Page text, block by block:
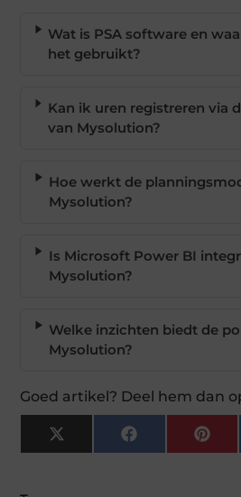
Wat is PSA software en
het gebruikt?
Kan ik uren registreren via
van Mysolution?
Hoe werkt de
Mysolution?
Is Microsoft Power BI
Mysolution?
Welke inzichten biedt de
Mysolution?
Goed artikel? Deel hem dan
X
(Twitter)
Facebook